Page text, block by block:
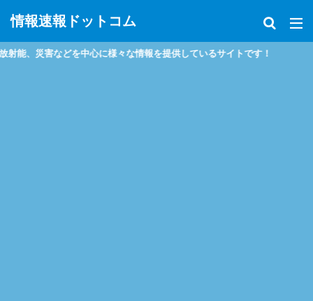
情報速報ドットコム
災害などを中心に様々な情報を提供しているサイトです！